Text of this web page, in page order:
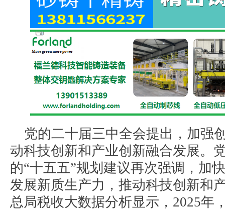
党的二十届三中全会提出，加强
动科技创新和产业创新融合发展。
的“十五五”规划建议再次强调，加
发展新质生产力，推动科技创新和
总局税收大数据分析显示，2025年